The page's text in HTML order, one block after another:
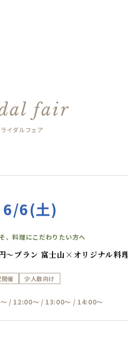
fair
イダルフェア
6/6(土)
、料理にこだわりたい方へ
～プラン 富士山×オリジナル
催 少人数向け
/ 12:00～ / 13:00～ / 14:00～